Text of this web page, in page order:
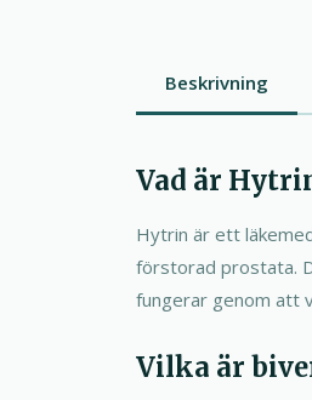
Beskrivning
Vad är
Hytrin är ett
förstorad prostata.
fungerar genom att
Vilka är